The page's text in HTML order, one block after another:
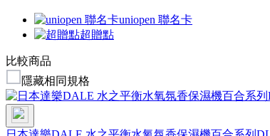
uniopen 聯名卡
超贈點
比較商品
隱藏相同規格